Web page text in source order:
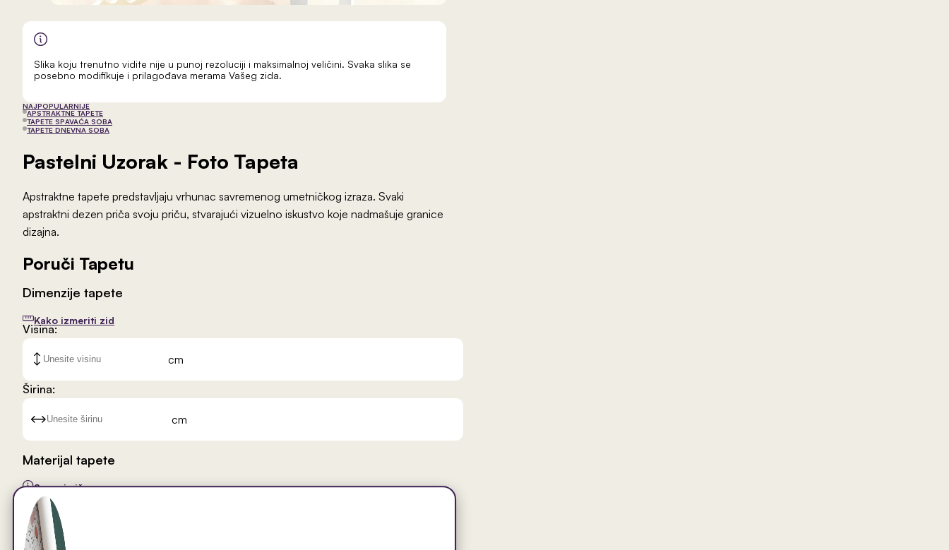
Slika koju trenutno vidite nije u punoj rezoluciji i maksimalnoj veličini. Svaka slika se
posebno modifikuje i prilagođava merama Vašeg zida.
NAJPOPULARNIJE
APSTRAKTNE TAPETE
TAPETE SPAVAĆA SOBA
TAPETE DNEVNA SOBA
Pastelni Uzorak - Foto Tapeta
Apstraktne tapete predstavljaju vrhunac savremenog umetničkog izraza. Svaki
apstraktni dezen priča svoju priču, stvarajući vizuelno iskustvo koje nadmašuje granice
dizajna.
Poruči Tapetu
Dimenzije tapete
Kako izmeriti zid
Visina:
cm
Širina:
cm
Materijal tapete
Saznaj više